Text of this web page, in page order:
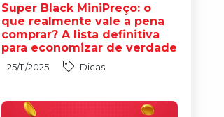
Super Black MiniPreço: o
que realmente vale a pena
comprar? A lista definitiva
para economizar de verdade
25/11/2025 Dicas